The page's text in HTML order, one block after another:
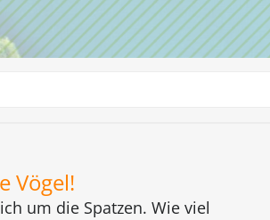
Vögel!
um die Spatzen. Wie viel